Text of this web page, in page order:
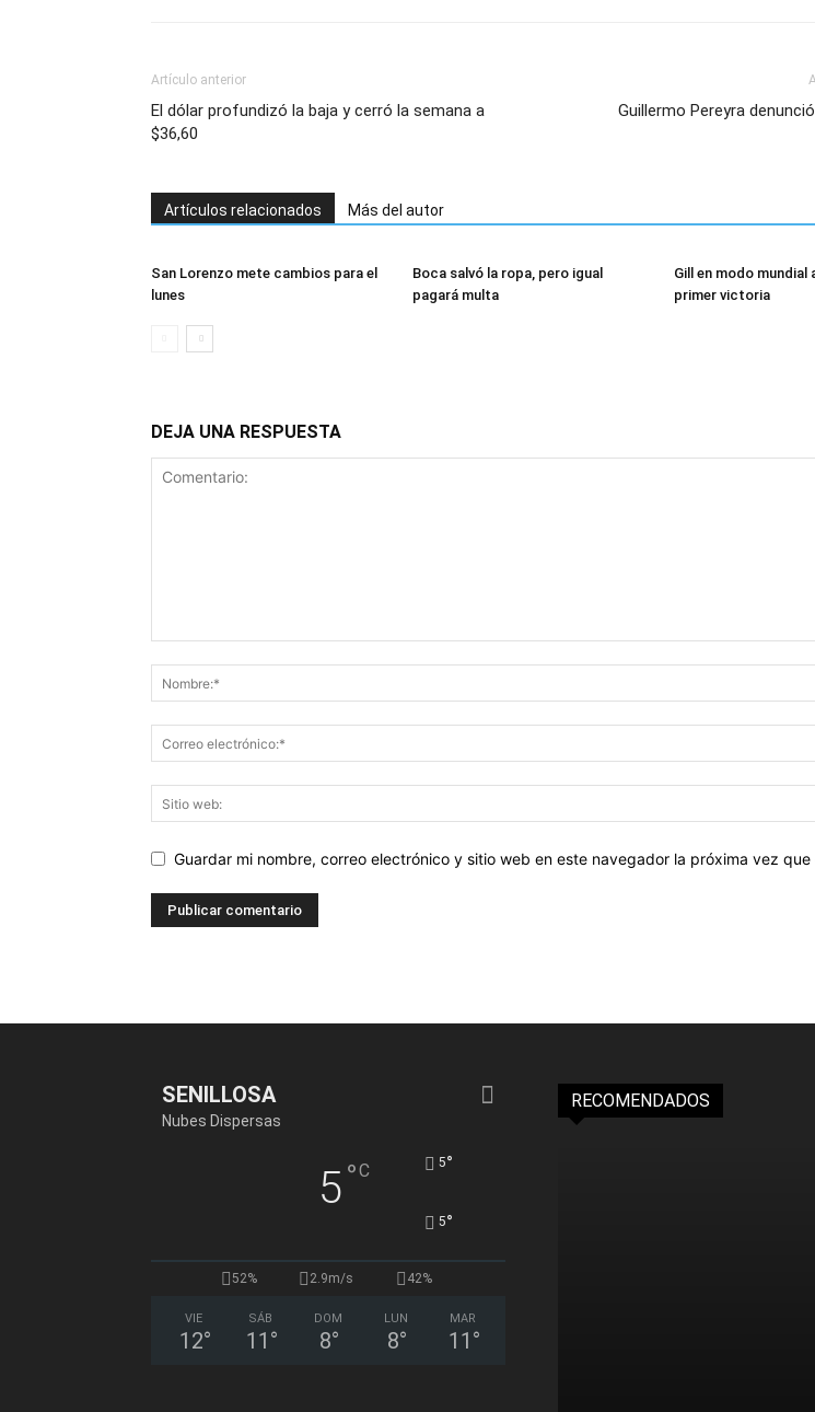
Artículo anterior
El dólar profundizó la baja y cerró la semana a
$36,60
Guillermo Pereyra
Artículos relacionados Más del autor
San Lorenzo mete cambios para el
lunes
Boca salvó la ropa, pero igual
pagará multa
Gill en modo mundial
primer victoria
DEJA UNA RESPUESTA
Guardar mi nombre, correo electrónico y sitio web en este navegador la próxima vez que
SENILLOSA
Nubes Dispersas
5°C 5°
5°
52% 2.9m/s 42%
VIE
12°
SÁB
11 °
DOM
8°
LUN
8°
MAR
11 °
RECOMENDADOS